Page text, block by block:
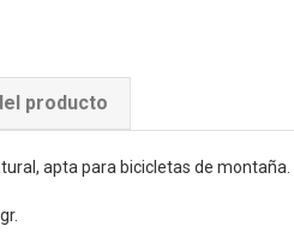
producto
apta para bicicletas de montaña.